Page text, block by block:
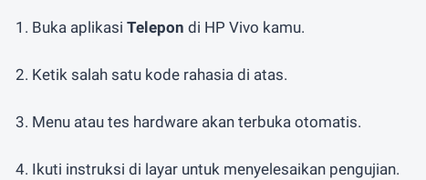
Buka aplikasi Telepon di HP Vivo kamu.
Ketik salah satu kode rahasia di atas.
Menu atau tes hardware akan terbuka otomatis.
Ikuti instruksi di layar untuk menyelesaikan pengujian.